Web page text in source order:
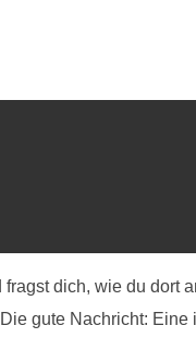
dich, wie du dort
gute Nachricht: Eine